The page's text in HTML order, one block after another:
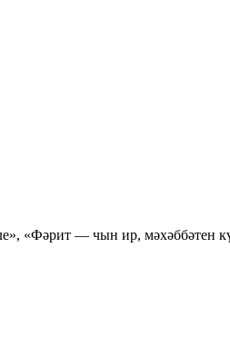
«Фәрит — чын ир, мәхәббәтен